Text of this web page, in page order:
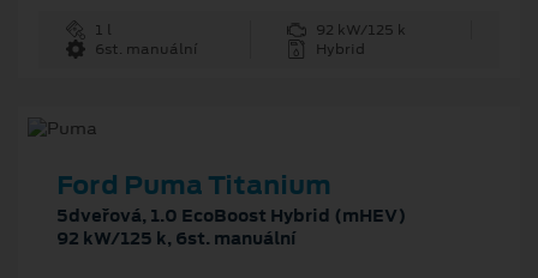
1 l
92 kW/125 k
6st. manuální
Hybrid
Ford Puma Titanium
5dveřová, 1.0 EcoBoost Hybrid (mHEV)
92 kW/125 k, 6st. manuální